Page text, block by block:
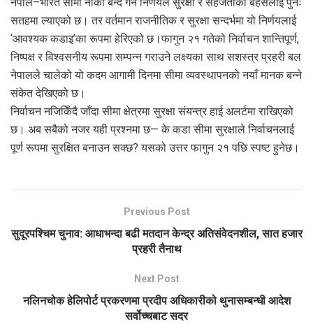
सतहमा ल्याएको छ। तर वर्तमान राजनीतिक र सुरक्षा सन्दर्भमा यो निर्णयलाई
‘आवश्यक कडाइ’का रूपमा हेरिएको छ।फागुन २१ गतेको निर्वाचन शान्तिपूर्ण,
निष्पक्ष र विश्वसनीय रूपमा सम्पन्न गराउने लक्ष्यका साथ सशस्त्र प्रहरी बल
नेपालले चालेको यो कदम आगामी दिनमा सीमा व्यवस्थापनको नयाँ मानक बन्ने
संकेत देखिएको छ।
निर्वाचन नजिकिँदै जाँदा सीमा क्षेत्रमा सुरक्षा संयन्त्र हाई अलर्टमा राखिएको
छ। अब सबैको नजर यही प्रश्नमा छ— के कडा सीमा सुरक्षाले निर्वाचनलाई
पूर्ण रूपमा सुरक्षित बनाउन सक्छ? यसको उत्तर फागुन २१ पछि स्पष्ट हुनेछ।
Previous Post
सुदूरपश्चिम चुनाव: आधाभन्दा बढी मतदान केन्द्र अतिसंवेदनशील, सात हजार
प्रहरी तैनाथ
Next Post
नलिनचोक हेलिपोर्ट प्रकरणमा प्रदीप अधिकारीको थुनासम्बन्धी आदेश
सर्वोच्चबाट सदर